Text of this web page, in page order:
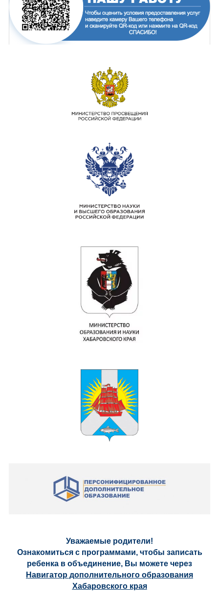
Уважаемые родители!
Ознакомиться с программами, чтобы записать
ребенка в объединение, Вы можете через
Навигатор дополнительного образования
Хабаровского края